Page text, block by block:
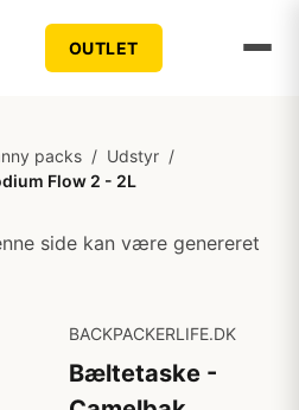
OUTLET
packs / Udstyr /
Flow 2 - 2L
side kan være genereret
BACKPACKERLIFE.DK
Bæltetaske -